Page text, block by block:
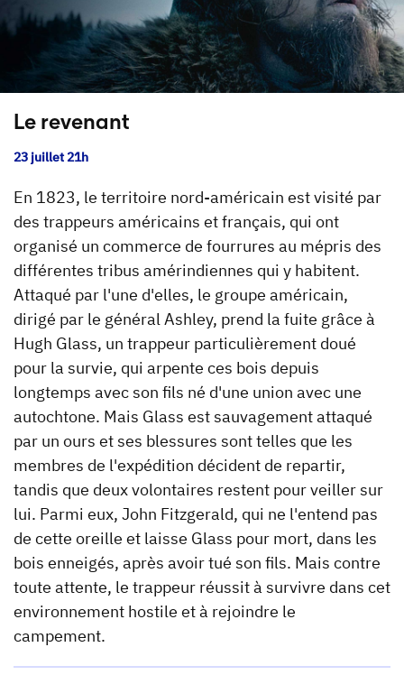
Le revenant
23 juillet 21h
En 1823, le territoire nord-américain est visité par
des trappeurs américains et français, qui ont
organisé un commerce de fourrures au mépris des
différentes tribus amérindiennes qui y habitent.
Attaqué par l'une d'elles, le groupe américain,
dirigé par le général Ashley, prend la fuite grâce à
Hugh Glass, un trappeur particulièrement doué
pour la survie, qui arpente ces bois depuis
longtemps avec son fils né d'une union avec une
autochtone. Mais Glass est sauvagement attaqué
par un ours et ses blessures sont telles que les
membres de l'expédition décident de repartir,
tandis que deux volontaires restent pour veiller sur
lui. Parmi eux, John Fitzgerald, qui ne l'entend pas
de cette oreille et laisse Glass pour mort, dans les
bois enneigés, après avoir tué son fils. Mais contre
toute attente, le trappeur réussit à survivre dans cet
environnement hostile et à rejoindre le
campement.